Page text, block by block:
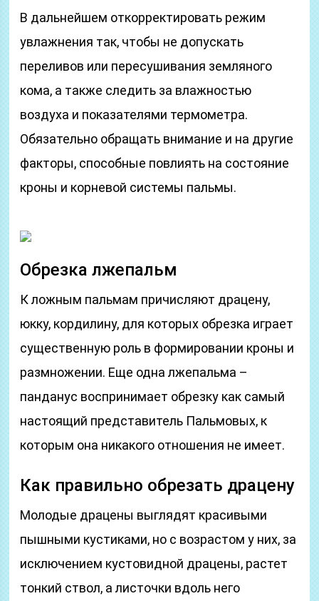
В дальнейшем откорректировать режим
увлажнения так, чтобы не допускать
переливов или пересушивания земляного
кома, а также следить за влажностью
воздуха и показателями термометра.
Обязательно обращать внимание и на другие
факторы, способные повлиять на состояние
кроны и корневой системы пальмы.
Обрезка лжепальм
К ложным пальмам причисляют драцену,
юкку, кордилину, для которых обрезка играет
существенную роль в формировании кроны и
размножении. Еще одна лжепальма –
панданус воспринимает обрезку как самый
настоящий представитель Пальмовых, к
которым она никакого отношения не имеет.
Как правильно обрезать драцену
Молодые драцены выглядят красивыми
пышными кустиками, но с возрастом у них, за
исключением кустовидной драцены, растет
тонкий ствол, а листочки вдоль него